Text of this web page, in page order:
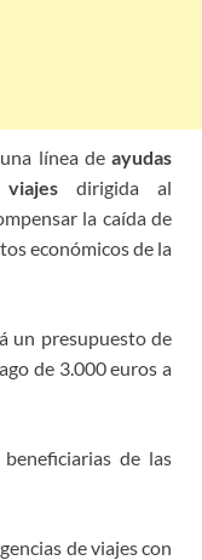
línea de ayudas
dirigida al
la caída de
económicos de la
un presupuesto de
de 3.000 euros a
de las
de viajes con